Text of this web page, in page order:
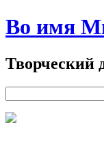
Во имя
Творческий